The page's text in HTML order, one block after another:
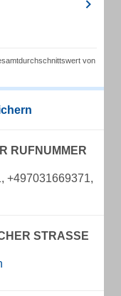
von
RUFNUMMER
+497031669371,
STRASSE